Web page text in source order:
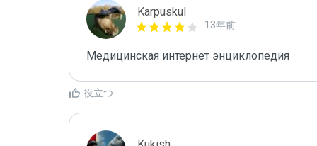
Karpuskul
13年前
Медицинская интернет энциклопедия
役立つ